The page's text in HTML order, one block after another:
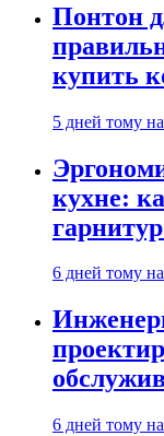
Понтон
купить
5 дней тому
кухне:
6 дней тому
6 дней тому